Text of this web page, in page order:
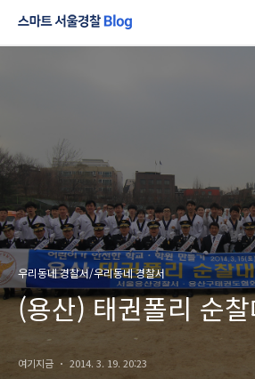
우리동네 경찰서/우리동네 경찰서
(용산) 태권폴리 순
여기지금 2014. 3. 19. 20:23